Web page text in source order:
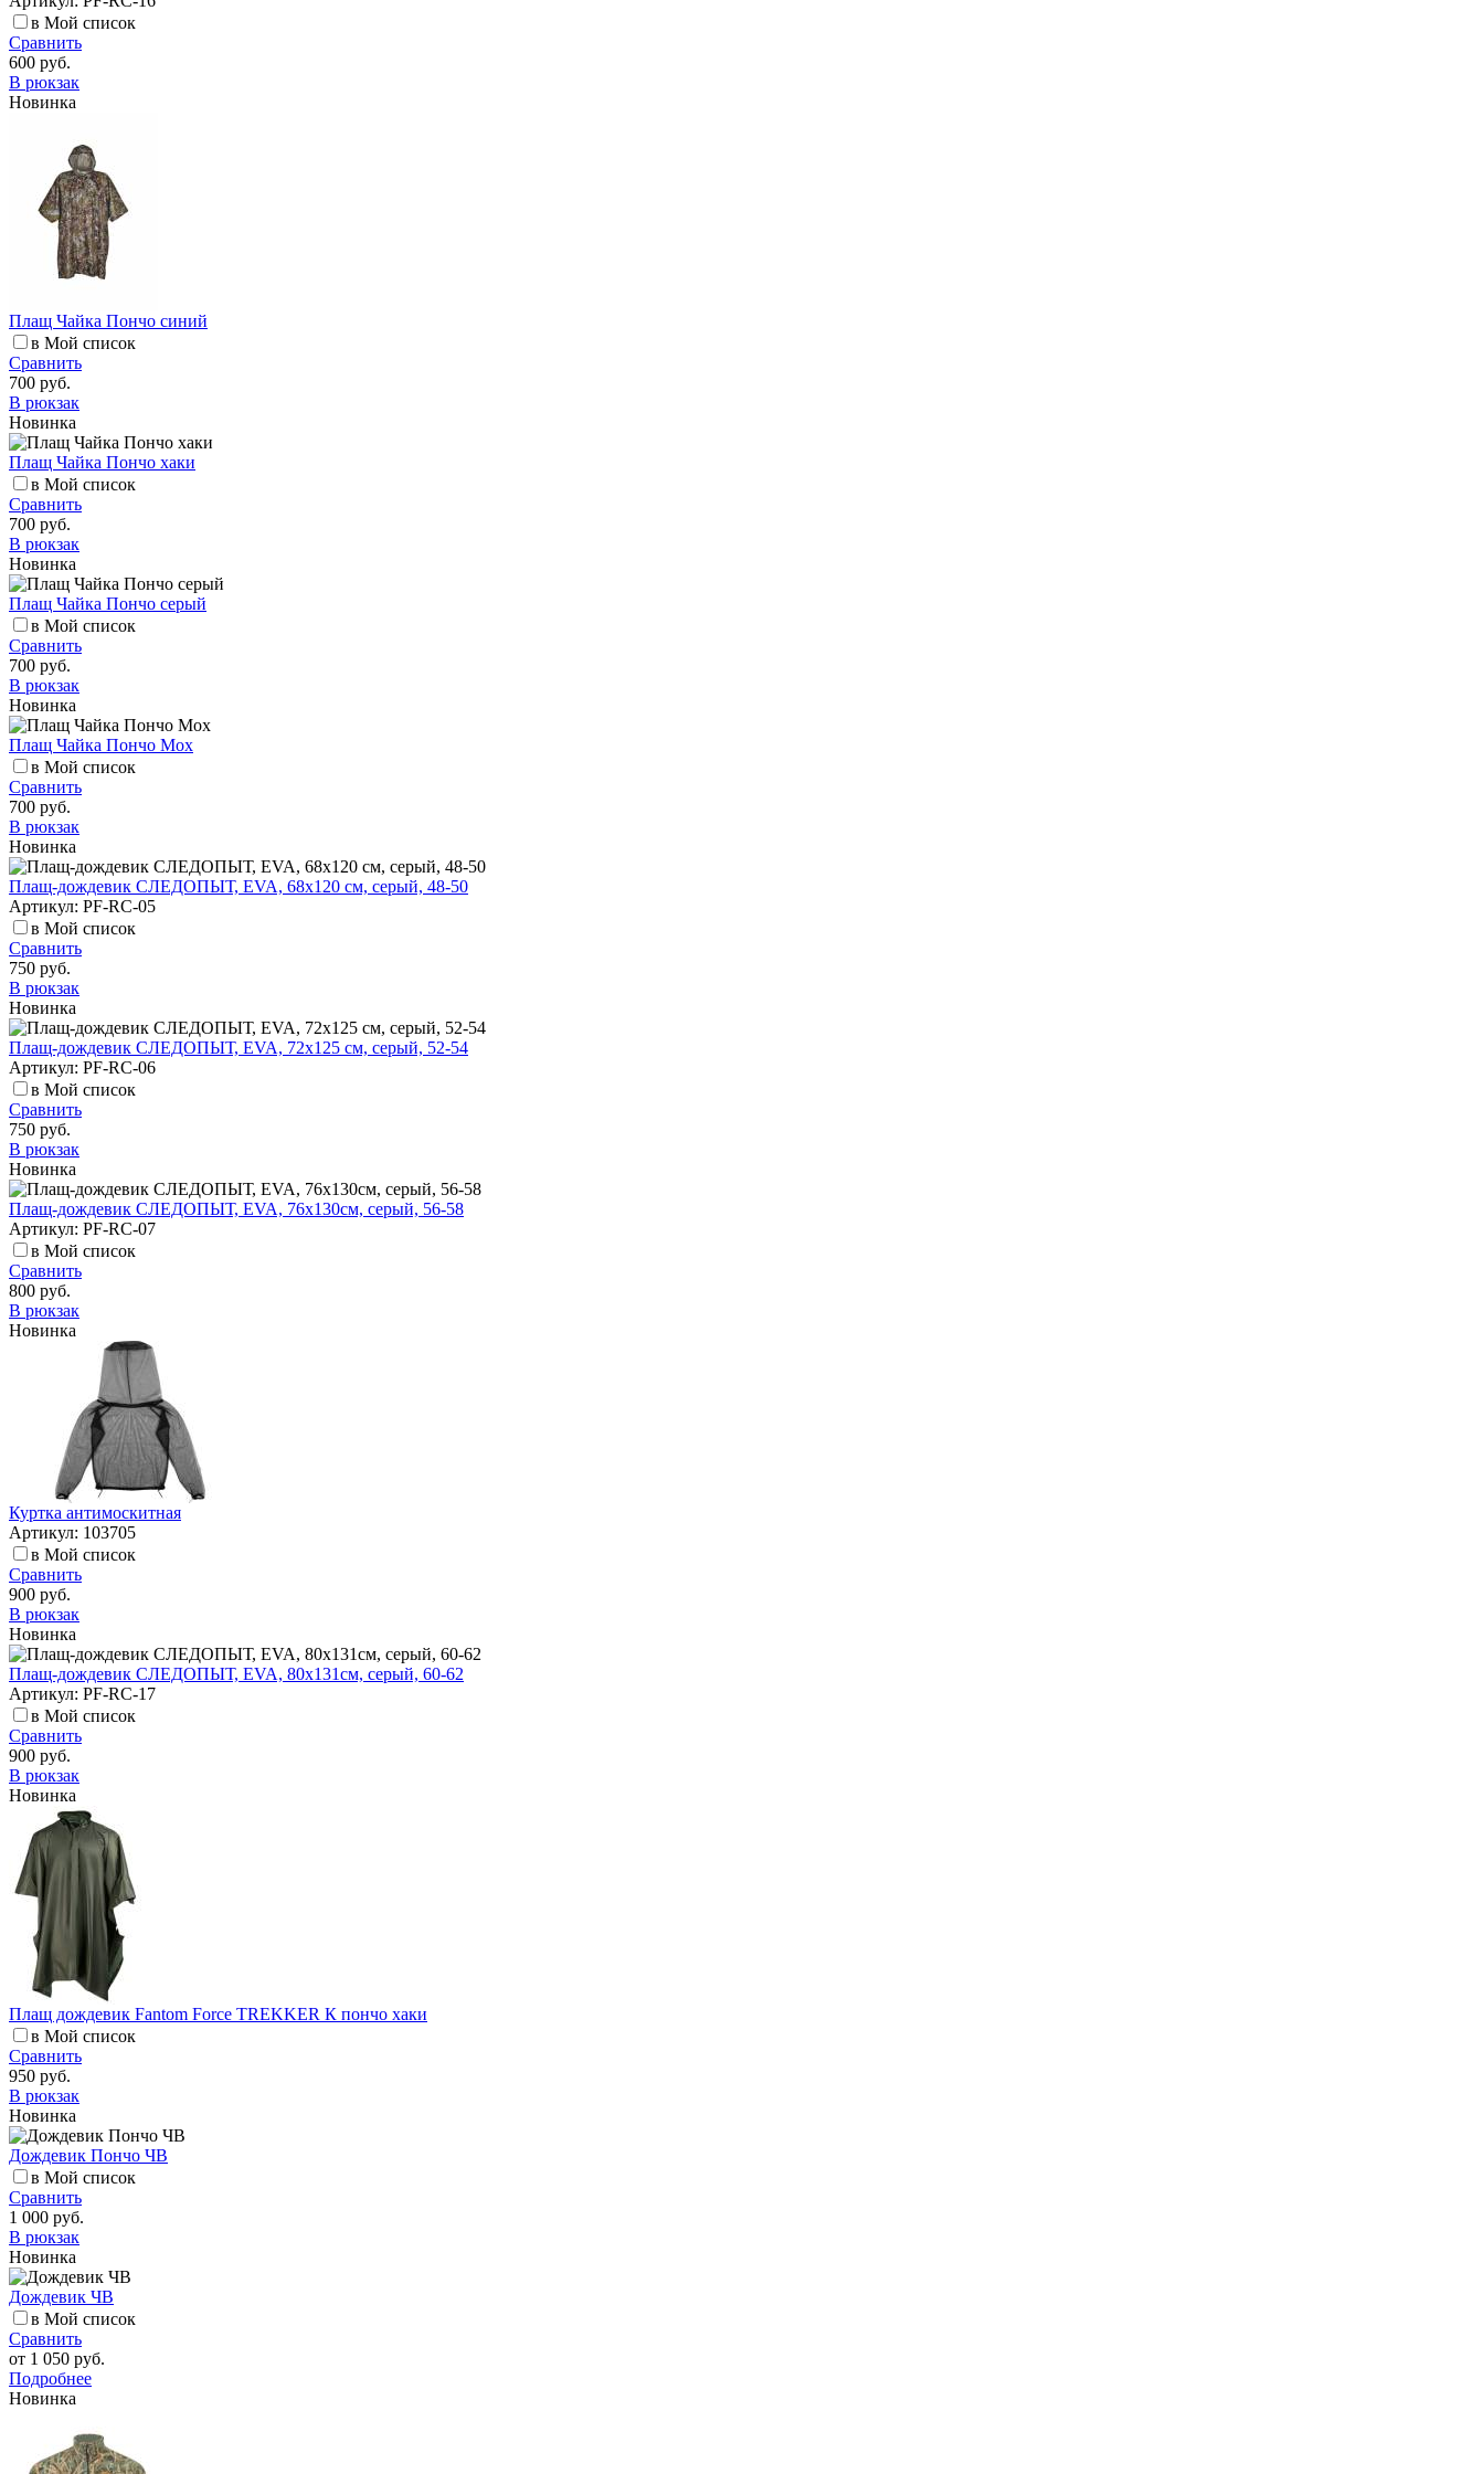
в Мой список
Сравнить
600 руб.
В рюкзак
Новинка
Плащ Чайка Пончо синий
в Мой список
Сравнить
700 руб.
В рюкзак
Новинка
Плащ Чайка Пончо хаки
в Мой список
Сравнить
700 руб.
В рюкзак
Новинка
Плащ Чайка Пончо серый
в Мой список
Сравнить
700 руб.
В рюкзак
Новинка
Плащ Чайка Пончо Мох
в Мой список
Сравнить
700 руб.
В рюкзак
Новинка
Плащ-дождевик СЛЕДОПЫТ, EVA, 68х120 см, серый, 48-50
Артикул: PF-RC-05
в Мой список
Сравнить
750 руб.
В рюкзак
Новинка
Плащ-дождевик СЛЕДОПЫТ, EVA, 72х125 см, серый, 52-54
Артикул: PF-RC-06
в Мой список
Сравнить
750 руб.
В рюкзак
Новинка
Плащ-дождевик СЛЕДОПЫТ, EVA, 76х130см, серый, 56-58
Артикул: PF-RC-07
в Мой список
Сравнить
800 руб.
В рюкзак
Новинка
Куртка антимоскитная
Артикул: 103705
в Мой список
Сравнить
900 руб.
В рюкзак
Новинка
Плащ-дождевик СЛЕДОПЫТ, EVA, 80х131см, серый, 60-62
Артикул: PF-RC-17
в Мой список
Сравнить
900 руб.
В рюкзак
Новинка
Плащ дождевик Fantom Force TREKKER К пончо хаки
в Мой список
Сравнить
950 руб.
В рюкзак
Новинка
Дождевик Пончо ЧВ
в Мой список
Сравнить
1 000 руб.
В рюкзак
Новинка
Дождевик ЧВ
в Мой список
Сравнить
от 1 050 руб.
Подробнее
Новинка